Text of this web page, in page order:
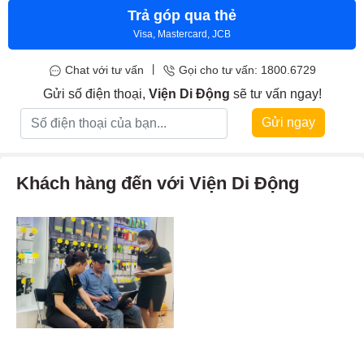
Trả góp qua thẻ
Visa, Mastercard, JCB
Chat với tư vấn Gọi cho tư vấn: 1800.6729
Gửi số điện thoại, Viện Di Động sẽ tư vấn ngay!
Gửi ngay
Khách hàng đến với Viện Di Động